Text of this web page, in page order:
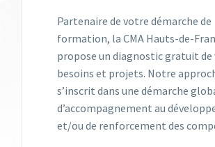
Partenaire de votre démarche de
formation, la CMA Hauts-de-
propose un diagnostic gratuit de
besoins et projets. Notre
s’inscrit dans une démarche
d’accompagnement au
et/ou de renforcement des